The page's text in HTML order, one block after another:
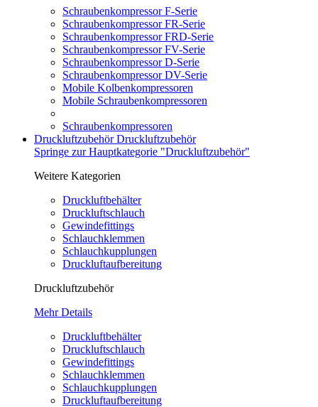
Schraubenkompressor F-Serie
Schraubenkompressor FR-Serie
Schraubenkompressor FRD-Serie
Schraubenkompressor FV-Serie
Schraubenkompressor D-Serie
Schraubenkompressor DV-Serie
Mobile Kolbenkompressoren
Mobile Schraubenkompressoren
Schraubenkompressoren
DruckluftzubehörDruckluftzubehör
Springe zur Hauptkategorie "Druckluftzubehör"
Weitere Kategorien
Druckluftbehälter
Druckluftschlauch
Gewindefittings
Schlauchklemmen
Schlauchkupplungen
Druckluftaufbereitung
Druckluftzubehör
Mehr Details
Druckluftbehälter
Druckluftschlauch
Gewindefittings
Schlauchklemmen
Schlauchkupplungen
Druckluftaufbereitung